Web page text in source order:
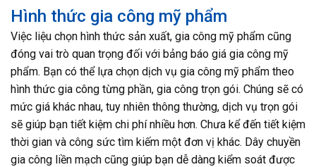
Hình thức gia công mỹ phẩm
Việc liệu chọn hình thức sản xuất, gia công mỹ phẩm cũng
đóng vai trò quan trọng đối với bảng báo giá gia công mỹ
phẩm. Bạn có thể lựa chọn dịch vụ gia công mỹ phẩm theo
hình thức gia công từng phần, gia công trọn gói. Chúng sẽ có
mức giá khác nhau, tuy nhiên thông thường, dịch vụ trọn gói
sẽ giúp bạn tiết kiệm chi phí nhiều hơn. Chưa kể đến tiết kiệm
thời gian và công sức tìm kiếm một đơn vị khác. Dây chuyền
gia công liền mạch cũng giúp bạn dễ dàng kiểm soát được